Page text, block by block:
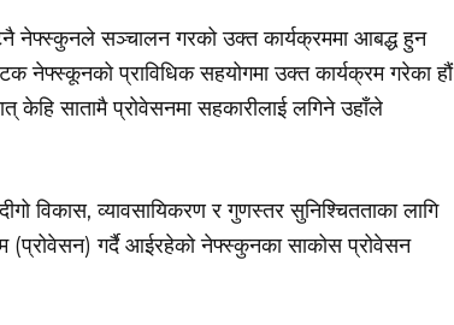
नेफ्स्कुनले सञ्चालन गरको उक्त कार्यक्रममा आबद्ध हुन
नेफ्स्कूनको प्राविधिक सहयोगमा उक्त कार्यक्रम गरेका हौं
केहि सातामै प्रोवेसनमा सहकारीलाई लगिने उहाँले
विकास, व्यावसायिकरण र गुणस्तर सुनिश्चितताका लागि
(प्रोवेसन) गर्दै आईरहेको नेफ्स्कुनका साकोस प्रोवेसन